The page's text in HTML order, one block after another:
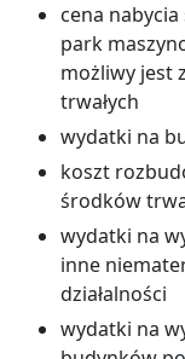
cena
park
możliwy jest
trwałych
wydatki na
koszt
środków
wydatki na
inne
działalności
wydatki na